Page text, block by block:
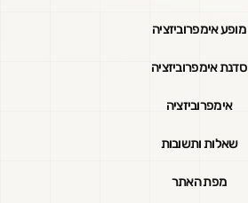
מופע אימפרוביזציה
סדנת אימפרוביזציה
אימפרוביזציה
שאלות ותשובות
מפת האתר